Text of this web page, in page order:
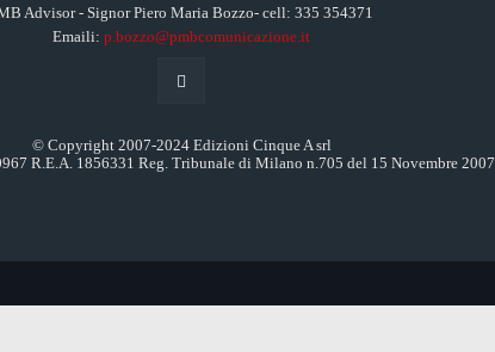
Advisor - Signor Piero Maria Bozzo- cell: 335 354371
Emaili: p.bozzo@pmbcomunicazione.it
© Copyright 2007-2024 Edizioni Cinque A srl
R.E.A. 1856331 Reg. Tribunale di Milano n.705 del 15 Novembre 2007